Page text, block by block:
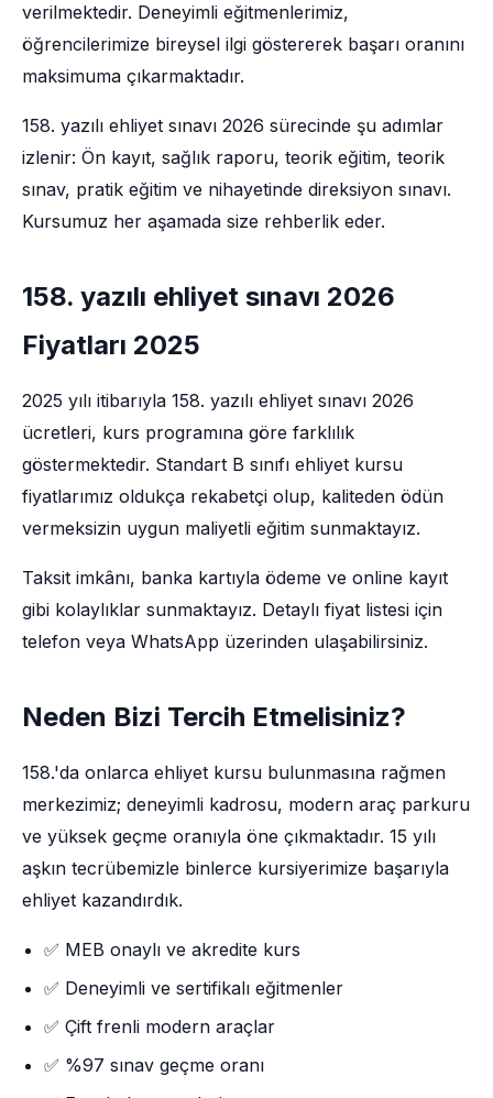
verilmektedir. Deneyimli eğitmenlerimiz,
öğrencilerimize bireysel ilgi göstererek başarı oranını
maksimuma çıkarmaktadır.
158. yazılı ehliyet sınavı 2026 sürecinde şu adımlar
izlenir: Ön kayıt, sağlık raporu, teorik eğitim, teorik
sınav, pratik eğitim ve nihayetinde direksiyon sınavı.
Kursumuz her aşamada size rehberlik eder.
158. yazılı ehliyet sınavı 2026
Fiyatları 2025
2025 yılı itibarıyla 158. yazılı ehliyet sınavı 2026
ücretleri, kurs programına göre farklılık
göstermektedir. Standart B sınıfı ehliyet kursu
fiyatlarımız oldukça rekabetçi olup, kaliteden ödün
vermeksizin uygun maliyetli eğitim sunmaktayız.
Taksit imkânı, banka kartıyla ödeme ve online kayıt
gibi kolaylıklar sunmaktayız. Detaylı fiyat listesi için
telefon veya WhatsApp üzerinden ulaşabilirsiniz.
Neden Bizi Tercih Etmelisiniz?
158.'da onlarca ehliyet kursu bulunmasına rağmen
merkezimiz; deneyimli kadrosu, modern araç parkuru
ve yüksek geçme oranıyla öne çıkmaktadır. 15 yılı
aşkın tecrübemizle binlerce kursiyerimize başarıyla
ehliyet kazandırdık.
✅ MEB onaylı ve akredite kurs
✅ Deneyimli ve sertifikalı eğitmenler
✅ Çift frenli modern araçlar
✅ %97 sınav geçme oranı